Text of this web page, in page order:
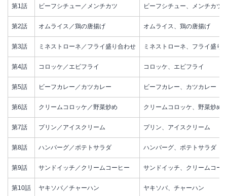
第1話 ビーフシチュー／メンチカツ ビーフシチュー、メンチカツ
第2話 オムライス／鶏の唐揚げ オムライス、鶏の唐揚げ
第3話 ミネストローネ／フライ盛り合わせ ミネストローネ、フライ盛り
第4話 コロッケ／エビフライ コロッケ、エビフライ
第5話 ビーフカレー／カツカレー ビーフカレー、カツカレー
第6話 クリームコロッケ／野菜炒め クリームコロッケ、野菜炒め
第7話 プリン／アイスクリーム プリン、アイスクリーム
第8話 ハンバーグ／ポテトサラダ ハンバーグ、ポテトサラダ
第9話 サンドイッチ／クリームコーヒー サンドイッチ、クリームコー
第10話 ヤキソバ／チャーハン ヤキソバ、チャーハン